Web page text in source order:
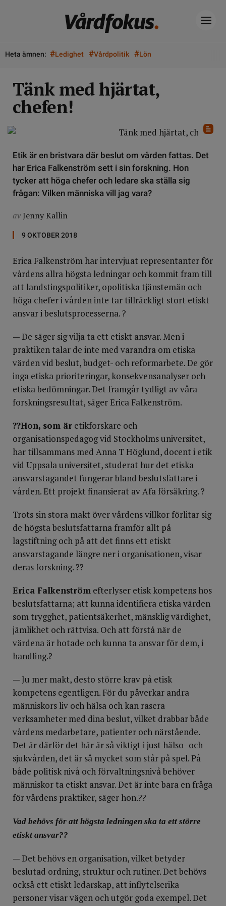
Heta ämnen: #Ledighet #Vårdpolitik #Lön
Tänk med hjärtat,
chefen!
Etik är en bristvara där beslut om vården fattas. Det
har Erica Falkenström sett i sin forskning. Hon
tycker att höga chefer och ledare ska ställa sig
frågan: Vilken människa vill jag vara?
av Jenny Kallin
9 OKTOBER 2018
Erica Falkenström har intervjuat representanter för
vårdens allra högsta ledningar och kommit fram till
att landstingspolitiker, opolitiska tjänstemän och
höga chefer i vården inte tar tillräckligt stort etiskt
ansvar i beslutsprocesserna. ?
— De säger sig vilja ta ett etiskt ansvar. Men i
praktiken talar de inte med varandra om etiska
värden vid beslut, budget- och reformarbete. De gör
inga etiska prioriteringar, konsekvensanalyser och
etiska bedömningar. Det framgår tydligt av våra
forskningsresultat, säger Erica Falkenström.
??Hon, som är etikforskare och
organisationspedagog vid Stockholms universitet,
har tillsammans med Anna T Höglund, docent i etik
vid Uppsala universitet, studerat hur det etiska
ansvarstagandet fungerar bland beslutsfattare i
vården. Ett projekt finansierat av Afa försäkring. ?
Trots sin stora makt över vårdens villkor förlitar sig
de högsta beslutsfattarna framför allt på
lagstiftning och på att det finns ett etiskt
ansvarstagande längre ner i organisationen, visar
deras forskning. ??
Erica Falkenström efterlyser etisk kompetens hos
beslutsfattarna; att kunna identifiera etiska värden
som trygghet, patientsäkerhet, mänsklig värdighet,
jämlikhet och rättvisa. Och att förstå när de
värdena är hotade och kunna ta ansvar för dem, i
handling.?
— Ju mer makt, desto större krav på etisk
kompetens egentligen. För du påverkar andra
människors liv och hälsa och kan rasera
verksamheter med dina beslut, vilket drabbar både
vårdens medarbetare, patienter och närstående.
Det är därför det här är så viktigt i just hälso- och
sjukvården, det är så mycket som står på spel. På
både politisk nivå och förvaltningsnivå behöver
människor ta etiskt ansvar. Det är inte bara en fråga
för vårdens praktiker, säger hon.??
Vad behövs för att högsta ledningen ska ta ett större
etiskt ansvar??
— Det behövs en organisation, vilket betyder
beslutad ordning, struktur och rutiner. Det behövs
också ett etiskt ledarskap, att inflytelserika
personer visar vägen och utgör goda exempel. Det